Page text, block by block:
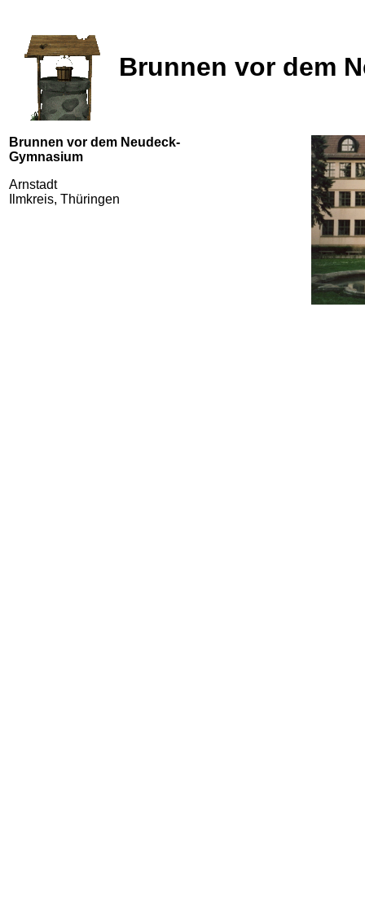
Brunnen vor dem
Brunnen vor dem Neudeck-
Gymnasium
Arnstadt
Ilmkreis, Thüringen